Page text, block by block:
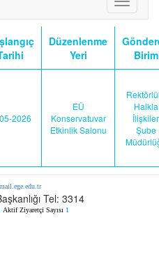
Düzenlenme
Yeri
Birim
2026
EÜ
Konservatuvar
Etkinlik Salonu
Halkla
İlişkiler
Şube
Tel: 3314
Aktif Ziyaretçi Sayısı 1